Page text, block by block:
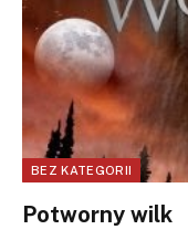
BEZ KATEGORII
Potworny wilk